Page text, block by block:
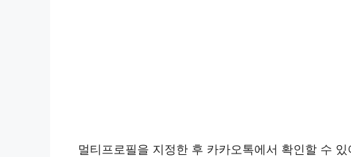
멀티프로필을 지정한 후 카카오톡에서 확인할 수